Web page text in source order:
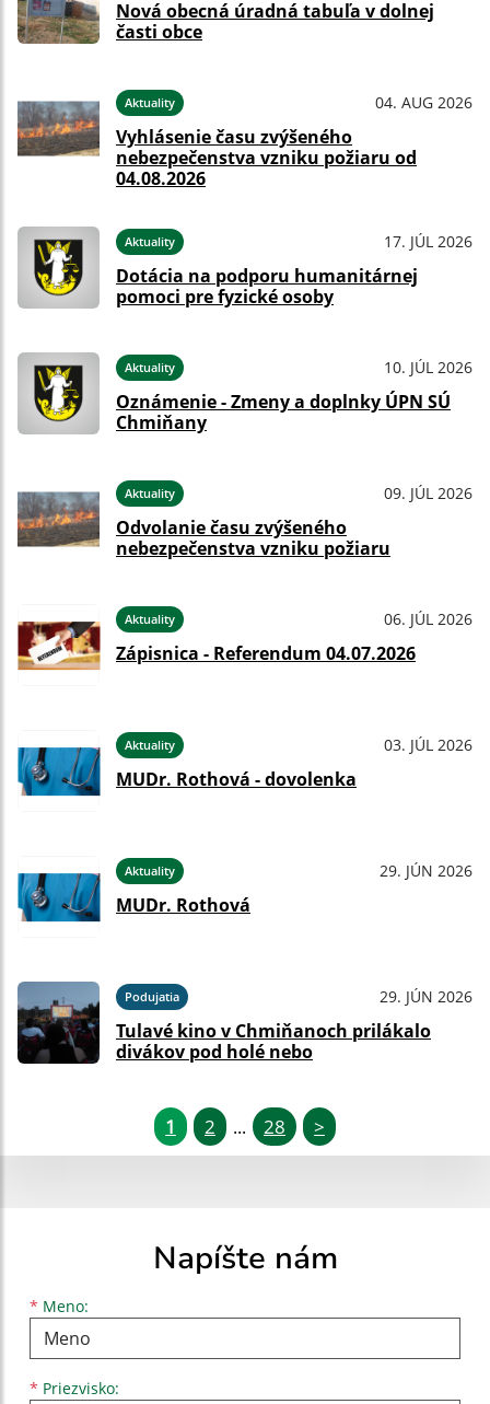
Nová obecná úradná tabuľa v dolnej
časti obce
Aktuality 04. AUG 2026
Vyhlásenie času zvýšeného
nebezpečenstva vzniku požiaru od
04.08.2026
Aktuality 17. JÚL 2026
Dotácia na podporu humanitárnej
pomoci pre fyzické osoby
Aktuality 10. JÚL 2026
Oznámenie - Zmeny a doplnky ÚPN SÚ
Chmiňany
Aktuality 09. JÚL 2026
Odvolanie času zvýšeného
nebezpečenstva vzniku požiaru
Aktuality 06. JÚL 2026
Zápisnica - Referendum 04.07.2026
Aktuality 03. JÚL 2026
MUDr. Rothová - dovolenka
Aktuality 29. JÚN 2026
MUDr. Rothová
Podujatia 29. JÚN 2026
Tulavé kino v Chmiňanoch prilákalo
divákov pod holé nebo
1 2 ... 28 >
Napíšte nám
* Meno:
Meno
* Priezvisko:
Priezvisko
E-mailová adresa